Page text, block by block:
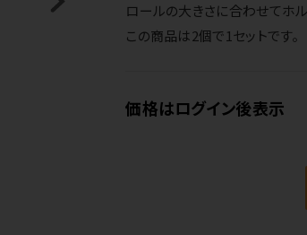
ロールの大きさに合わせてホ
この商品は2個で1セットです。
価格はログイン後表示